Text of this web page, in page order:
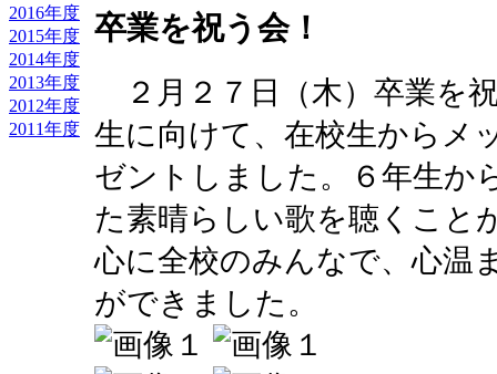
2016年度
2015年度
2014年度
2013年度
2012年度
2011年度
卒業を祝う会！
２月２７日（木）卒業を
生に向けて、在校生からメ
ゼントしました。６年生か
た素晴らしい歌を聴くこと
心に全校のみんなで、心温
ができました。